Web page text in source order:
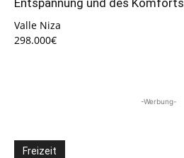
Valle Niza
298.000€
-Werbung-
Freizeit